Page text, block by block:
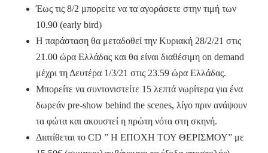
Έως τις 8/2 μπορείτε να τα αγοράσετε στην τιμή των
10.90 (early bird)
H παράσταση θα μεταδοθεί την Κυριακή 28/2/21 στις
21.00 ώρα Ελλάδας και θα είναι διαθέσιμη on demand
μέχρι τη Δευτέρα 1/3/21 στις 23.59 ώρα Ελλάδας.
Μπορείτε να συντονιστείτε 15 λεπτά νωρίτερα για ένα
δωρεάν pre-show behind the scenes, λίγο πριν ανάψουν
τα φώτα και ακουστεί η πρώτη νότα στη σκηνή.
Διατίθεται το CD ” Η ΕΠΟΧΗ ΤΟΥ ΘΕΡΙΣΜΟΥ” με